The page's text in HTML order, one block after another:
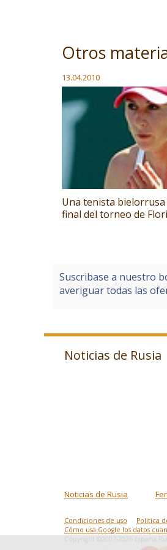
Otros
13.04.2010
Una tenista
final del torneo de
Suscribase a nuestro
averiguar todas las
Noticias de Rusia
Noticias de Rusia
Condiciones de uso Politica
Cómo usa Google los datos